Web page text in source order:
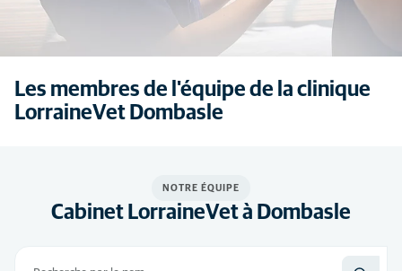
Les membres de l'équipe de la clinique
LorraineVet Dombasle
NOTRE ÉQUIPE
Cabinet LorraineVet à Dombasle